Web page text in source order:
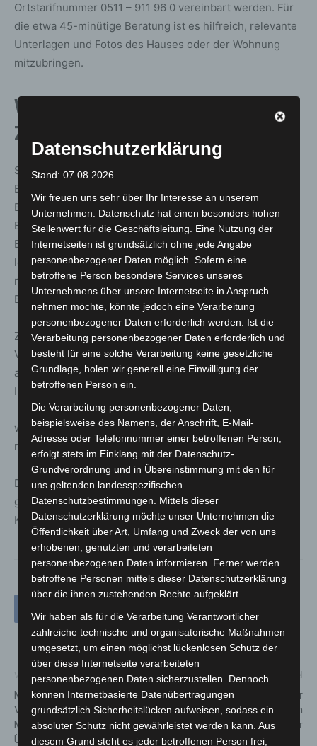
Ortstarifnummer 0511 – 911 96 0 vereinbart werden. Für
die etwa 45-minütige Beratung ist es hilfreich, relevante
Unterlagen und Fotos des Hauses oder der Wohnung
mitzubringen.
Weitere Beratungsangebote
Zuhause und Online
Stellt der Energieexperte im Gespräch weiteren
Beratungsbedarf fest, können auch Termine für eine
Beratung bei Ihnen Zuhause vereinbart werden. Diese
Beratung kostet, Dank der Förderung durch das
Bundesministerium für Wirtschaft und Klimaschutz,
lediglich 30 Euro. Für einkommensschwache Haushalte
mit entsprechendem Nachweis sind auch diese
Beratungsangebote kostenfrei.
Zusätzlich bietet die Energieberatung der
Verbraucherzentrale auch verschiedene Online-Vorträge
an, stets anbieterunabhängig und individuell. Mehr
Informationen gibt es auf:
www.verbraucherzentrale-
niedersachsen.de/energieberatung.
Die Energieberatung der Verbraucherzentrale wird
gefördert vom Bundesministerium für Wirtschaft und
Klimaschutz.
Vorheriger Artikel
MIMUSE präsentiert: „Best of
Varieté“ – Ein Abend voller
Magie, Akrobatik und
Überraschungen
Nächster Artikel
Zeugen gesucht: Schwerer
Verkehrsunfall mit Kind im
Kreisverkehr
Datenschutzerklärung
Stand: 07.08.2026
Wir freuen uns sehr über Ihr Interesse an unserem
Unternehmen. Datenschutz hat einen besonders hohen
Stellenwert für die Geschäftsleitung. Eine Nutzung der
Internetseiten ist grundsätzlich ohne jede Angabe
personenbezogener Daten möglich. Sofern eine
betroffene Person besondere Services unseres
Unternehmens über unsere Internetseite in Anspruch
nehmen möchte, könnte jedoch eine Verarbeitung
personenbezogener Daten erforderlich werden. Ist die
Verarbeitung personenbezogener Daten erforderlich und
besteht für eine solche Verarbeitung keine gesetzliche
Grundlage, holen wir generell eine Einwilligung der
betroffenen Person ein.
Die Verarbeitung personenbezogener Daten,
beispielsweise des Namens, der Anschrift, E-Mail-
Adresse oder Telefonnummer einer betroffenen Person,
erfolgt stets im Einklang mit der Datenschutz-
Grundverordnung und in Übereinstimmung mit den für
uns geltenden landesspezifischen
Datenschutzbestimmungen. Mittels dieser
Datenschutzerklärung möchte unser Unternehmen die
Öffentlichkeit über Art, Umfang und Zweck der von uns
erhobenen, genutzten und verarbeiteten
personenbezogenen Daten informieren. Ferner werden
betroffene Personen mittels dieser Datenschutzerklärung
über die ihnen zustehenden Rechte aufgeklärt.
Wir haben als für die Verarbeitung Verantwortlicher
zahlreiche technische und organisatorische Maßnahmen
umgesetzt, um einen möglichst lückenlosen Schutz der
über diese Internetseite verarbeiteten
personenbezogenen Daten sicherzustellen. Dennoch
können Internetbasierte Datenübertragungen
grundsätzlich Sicherheitslücken aufweisen, sodass ein
absoluter Schutz nicht gewährleistet werden kann. Aus
diesem Grund steht es jeder betroffenen Person frei,